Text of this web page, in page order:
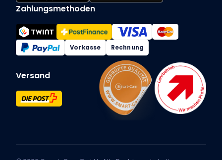
Zahlungsmethoden
Vorkasse Rechnung
Versand